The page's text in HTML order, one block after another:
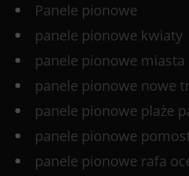
Panele pionowe
panele pionowe kwiaty
panele pionowe
panele pionowe nowe
panele pionowe plaże
panele pionowe
panele pionowe rafa